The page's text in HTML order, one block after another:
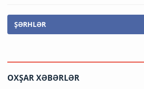
ŞƏRHLƏR
OXŞAR XƏBƏRLƏR